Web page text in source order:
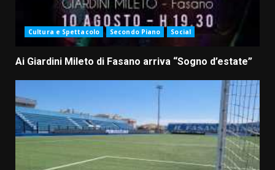
Cultura e Spettacolo Secondo Piano Social
Ai Giardini Mileto di Fasano arriva “Sogno d’estate”